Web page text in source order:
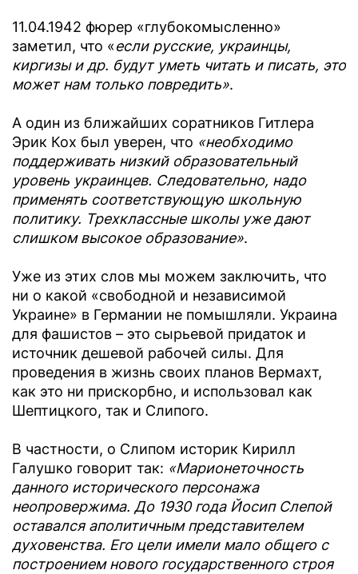
11.04.1942 фюрер «глубокомысленно»
заметил, что «если русские, украинцы,
киргизы и др. будут уметь читать и писать, это
может нам только повредить».
А один из ближайших соратников Гитлера
Эрик Кох был уверен, что «необходимо
поддерживать низкий образовательный
уровень украинцев. Следовательно, надо
применять соответствующую школьную
политику. Трехклассные школы уже дают
слишком высокое образование».
Уже из этих слов мы можем заключить, что
ни о какой «свободной и независимой
Украине» в Германии не помышляли. Украина
для фашистов – это сырьевой придаток и
источник дешевой рабочей силы. Для
проведения в жизнь своих планов Вермахт,
как это ни прискорбно, и использовал как
Шептицкого, так и Слипого.
В частности, о Слипом историк Кирилл
Галушко говорит так: «Марионеточность
данного исторического персонажа
неопровержима. До 1930 года Йосип Слепой
оставался аполитичным представителем
духовенства. Его цели имели мало общего с
построением нового государственного строя